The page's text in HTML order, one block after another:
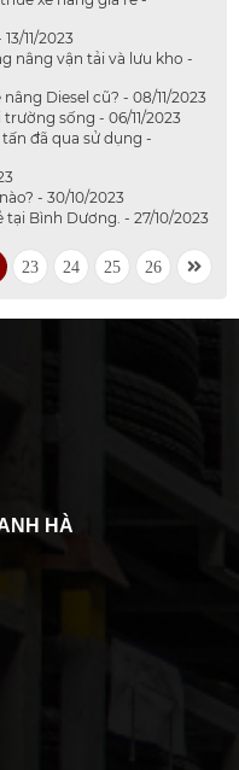
11/2023
nâng vận tải và lưu kho -
Diesel cũ? - 08/11/2023
sống - 06/11/2023
đã qua sử dụng -
- 30/10/2023
Bình Dương. - 27/10/2023
23 24 25 26
HÀ